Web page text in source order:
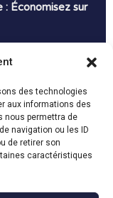
des technologies
aux informations des
nous permettra de
navigation ou les ID
de retirer son
caractéristiques
: Économisez sur
sur vos